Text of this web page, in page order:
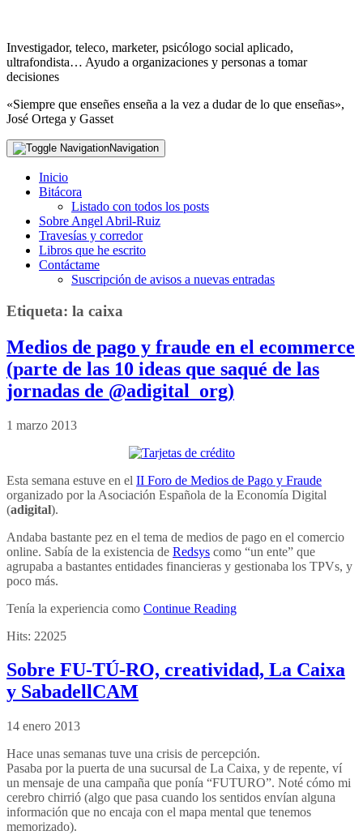
Investigador, teleco, marketer, psicólogo social aplicado,
ultrafondista… Ayudo a organizaciones y personas a tomar
decisiones
«Siempre que enseñes enseña a la vez a dudar de lo que enseñas»,
José Ortega y Gasset
Navigation
Inicio
Bitácora
Listado con todos los posts
Sobre Angel Abril-Ruiz
Travesías y corredor
Libros que he escrito
Contáctame
Suscripción de avisos a nuevas entradas
Etiqueta: la caixa
Medios de pago y fraude en el ecommerce
(parte de las 10 ideas que saqué de las
jornadas de @adigital_org)
1 marzo 2013
Esta semana estuve en el II Foro de Medios de Pago y Fraude
organizado por la Asociación Española de la Economía Digital
(adigital).
Andaba bastante pez en el tema de medios de pago en el comercio
online. Sabía de la existencia de Redsys como “un ente” que
agrupaba a bastantes entidades financieras y gestionaba los TPVs, y
poco más.
Tenía la experiencia como Continue Reading
Hits: 22025
Sobre FU-TÚ-RO, creatividad, La Caixa
y SabadellCAM
14 enero 2013
Hace unas semanas tuve una crisis de percepción.
Pasaba por la puerta de una sucursal de La Caixa, y de repente, ví
un mensaje de una campaña que ponía “FUTURO”. Noté cómo mi
cerebro chirrió (algo que pasa cuando los sentidos envían alguna
información que no encaja con el mapa mental que tenemos
memorizado).